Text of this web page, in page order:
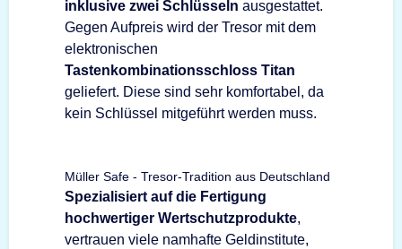
inklusive zwei Schlüsseln ausgestattet.
Gegen Aufpreis wird der Tresor mit dem
elektronischen
Tastenkombinationsschloss Titan
geliefert. Diese sind sehr komfortabel, da
kein Schlüssel mitgeführt werden muss.
Müller Safe - Tresor-Tradition aus Deutschland
Spezialisiert auf die Fertigung
hochwertiger Wertschutzprodukte,
vertrauen viele namhafte Geldinstitute,